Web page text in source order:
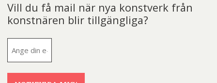
Vill du få mail när nya konstverk från
konstnären blir tillgängliga?